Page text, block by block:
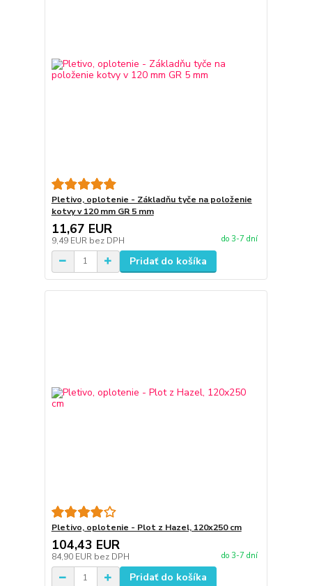
Pletivo, oplotenie - Základňu tyče na položenie
kotvy v 120 mm GR 5 mm
11,67 EUR
9,49 EUR bez DPH do 3-7 dní
Pridať do košíka
Pletivo, oplotenie - Plot z Hazel, 120x250 cm
104,43 EUR
84,90 EUR bez DPH do 3-7 dní
Pridať do košíka